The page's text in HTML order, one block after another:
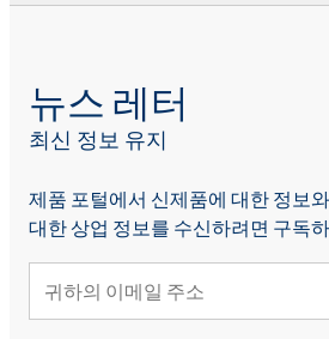
뉴스 레터
최신 정보 유지
제품 포털에서 신제품에 대한 정보
대한 상업 정보를 수신하려면 구독